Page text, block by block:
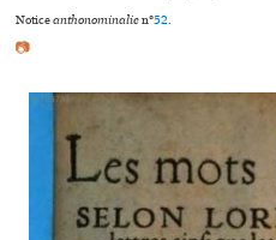
Noticeanthonominalien°52.
📷